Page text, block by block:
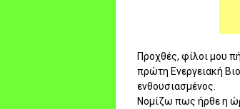
Προχθές, φίλοι μου
πρώτη Ενεργειακή
ενθουσιασμένος.
Νομίζω πως ήρθε η